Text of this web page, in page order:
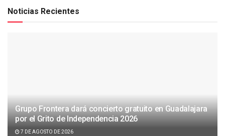
Noticias Recientes
Grupo Frontera dará concierto gratuito en Guadalajara
por el Grito de Independencia 2026
7 DE AGOSTO DE 2026